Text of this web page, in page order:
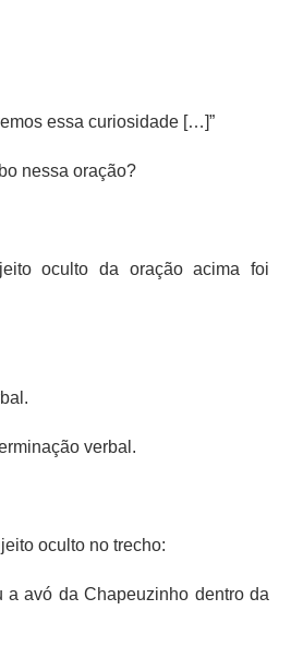
essa curiosidade […]”
nessa oração?
oculto da oração acima foi
verbal.
oculto no trecho:
avó da Chapeuzinho dentro da